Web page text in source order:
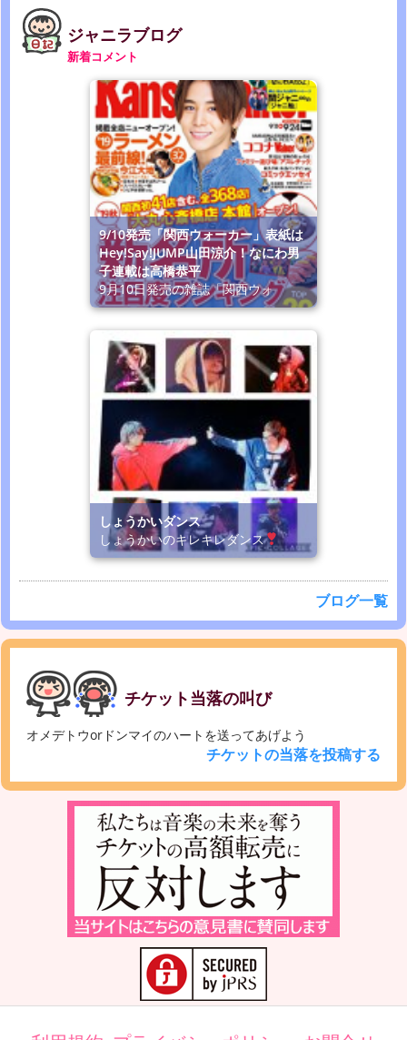
ジャニラブログ
新着コメント
9/10発売「関西ウォーカー」表紙は
Hey!Say!JUMP山田涼介！なにわ男
子連載は高橋恭平
9月10日発売の雑誌「関西ウォ
しょうかいダンス
しょうかいのキレキレダンス
ブログ一覧
チケット当落の叫び
オメデトウorドンマイのハートを送ってあげよう
チケットの当落を投稿する